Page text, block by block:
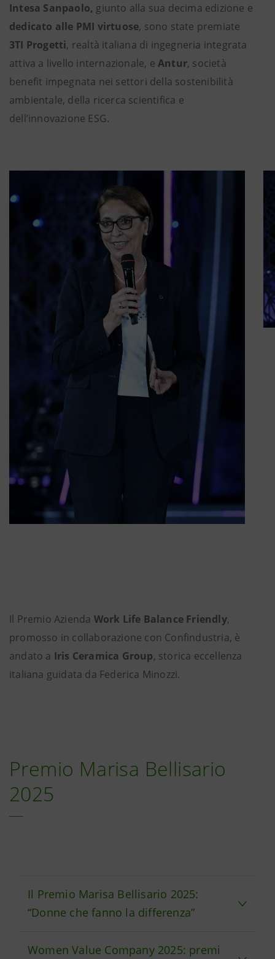
Intesa Sanpaolo, giunto alla sua decima edizione e
dedicato alle PMI virtuose, sono state premiate
3TI Progetti, realtà italiana di ingegneria integrata
attiva a livello internazionale, e Antur, società
benefit impegnata nei settori della sostenibilità
ambientale, della ricerca scientifica e
dell’innovazione ESG.
Il Premio Azienda Work Life Balance Friendly,
promosso in collaborazione con Confindustria, è
andato a Iris Ceramica Group, storica eccellenza
italiana guidata da Federica Minozzi.
Premio Marisa Bellisario
2025
Il Premio Marisa Bellisario 2025:
“Donne che fanno la differenza”
Women Value Company 2025: premi